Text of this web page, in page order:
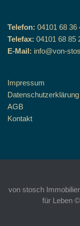
Telefon: 04101 68 36
Telefax: 04101 68 85
E-Mail: info@von-
Impressum
Datenschutzerklärung
AGB
Kontakt
von stosch
für Leben